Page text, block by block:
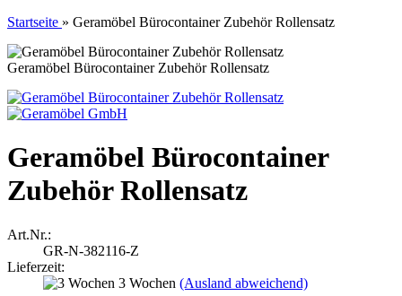
Startseite » Geramöbel Bürocontainer Zubehör Rollensatz
Geramöbel Bürocontainer Zubehör Rollensatz
Geramöbel Bürocontainer
Zubehör Rollensatz
Art.Nr.:
GR-N-382116-Z
Lieferzeit:
3 Wochen (Ausland abweichend)